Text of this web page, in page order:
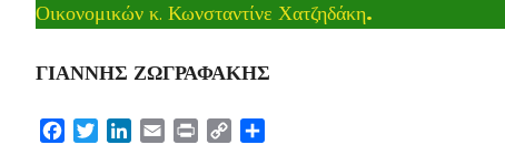
Οικονομικών κ. Κωνσταντίνε Χατζηδάκη.
ΓΙΑΝΝΗΣ ΖΩΓΡΑΦΑΚΗΣ
Facebook
TwitterLinkedIn
EmailPrint Copy